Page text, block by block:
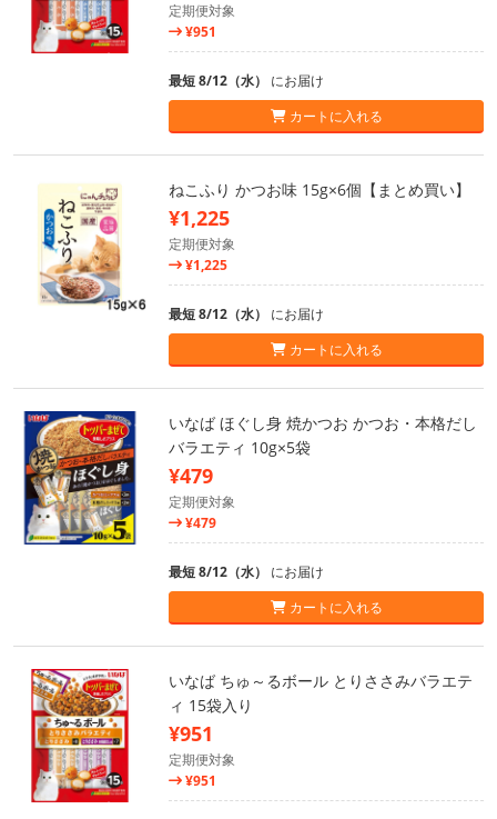
定期便対象
¥951
最短 8/12（水） にお届け
カートに入れる
ねこふり かつお味 15g×6個【まとめ買い】
¥1,225
定期便対象
¥1,225
最短 8/12（水） にお届け
カートに入れる
いなば ほぐし身 焼かつお かつお・本格だし
バラエティ 10g×5袋
¥479
定期便対象
¥479
最短 8/12（水） にお届け
カートに入れる
いなば ちゅ～るボール とりささみバラエテ
ィ 15袋入り
¥951
定期便対象
¥951